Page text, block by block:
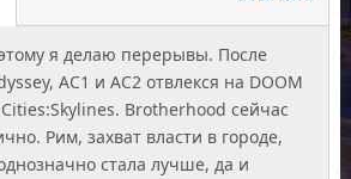
я делаю перерывы. После
AC1 и AC2 отвлекся на DOOM
Brotherhood сейчас
Рим, захват власти в городе,
стала лучше, да и